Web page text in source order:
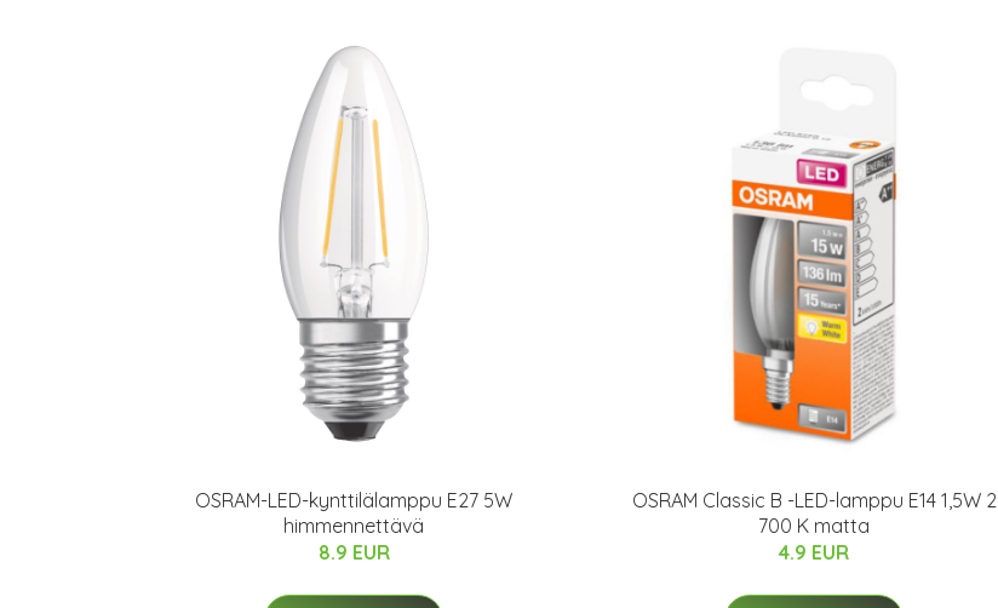
OSRAM-LED-kynttilälamppu E27 5W
himmennettävä
8.9 EUR
OSRAM Classic B -LED-lamppu E14 1,5W 2
700 K matta
4.9 EUR